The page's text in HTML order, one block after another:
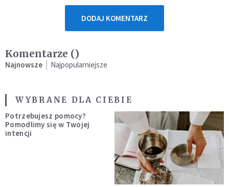
DODAJ KOMENTARZ
Komentarze ()
Najnowsze Najpopularniejsze
WYBRANE DLA CIEBIE
Potrzebujesz pomocy?
Pomodlimy się w Twojej
intencji